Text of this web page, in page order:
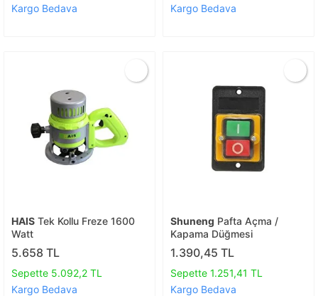
Kargo Bedava
Kargo Bedava
HAIS Tek Kollu Freze 1600
Watt
5.658 TL
Sepette 5.092,2 TL
Kargo Bedava
Shuneng Pafta Açma /
Kapama Düğmesi
1.390,45 TL
Sepette 1.251,41 TL
Kargo Bedava